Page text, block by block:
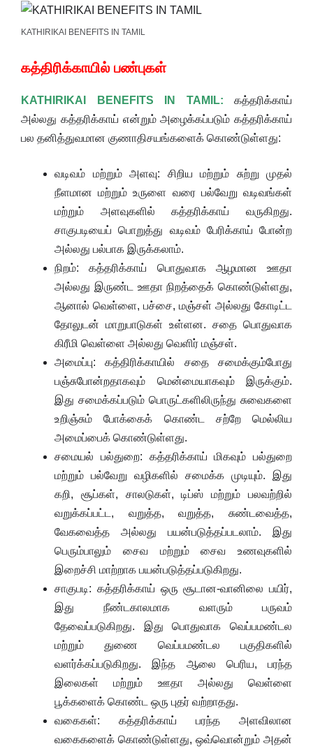
KATHIRIKAI BENEFITS IN TAMIL
கத்திரிக்காயில் பண்புகள்
KATHIRIKAI BENEFITS IN TAMIL: கத்தரிக்காய்
அல்லது கத்தரிக்காய் என்றும் அழைக்கப்படும் கத்தரிக்காய்
பல தனித்துவமான குணாதிசயங்களைக் கொண்டுள்ளது:
வடிவம் மற்றும் அளவு: சிறிய மற்றும் சுற்று முதல்
நீளமான மற்றும் உருளை வரை பல்வேறு வடிவங்கள்
மற்றும் அளவுகளில் கத்தரிக்காய் வருகிறது.
சாகுபடியைப் பொறுத்து வடிவம் பேரிக்காய் போன்ற
அல்லது பல்பாக இருக்கலாம்.
நிறம்: கத்தரிக்காய் பொதுவாக ஆழமான ஊதா
அல்லது இருண்ட ஊதா நிறத்தைக் கொண்டுள்ளது,
ஆனால் வெள்ளை, பச்சை, மஞ்சள் அல்லது கோடிட்ட
தோலுடன் மாறுபாடுகள் உள்ளன. சதை பொதுவாக
கிரீமி வெள்ளை அல்லது வெளிர் மஞ்சள்.
அமைப்பு: கத்திரிக்காயில் சதை சமைக்கும்போது
பஞ்சுபோன்றதாகவும் மென்மையாகவும் இருக்கும்.
இது சமைக்கப்படும் பொருட்களிலிருந்து சுவைகளை
உறிஞ்சும் போக்கைக் கொண்ட சற்றே மெல்லிய
அமைப்பைக் கொண்டுள்ளது.
சமையல் பல்துறை: கத்தரிக்காய் மிகவும் பல்துறை
மற்றும் பல்வேறு வழிகளில் சமைக்க முடியும். இது
கறி, சூப்கள், சாலடுகள், டிப்ஸ் மற்றும் பலவற்றில்
வறுக்கப்பட்ட, வறுத்த, வறுத்த, சுண்டவைத்த,
வேகவைத்த அல்லது பயன்படுத்தப்படலாம். இது
பெரும்பாலும் சைவ மற்றும் சைவ உணவுகளில்
இறைச்சி மாற்றாக பயன்படுத்தப்படுகிறது.
சாகுபடி: கத்தரிக்காய் ஒரு சூடான-வானிலை பயிர்,
இது நீண்டகாலமாக வளரும் பருவம்
தேவைப்படுகிறது. இது பொதுவாக வெப்பமண்டல
மற்றும் துணை வெப்பமண்டல பகுதிகளில்
வளர்க்கப்படுகிறது. இந்த ஆலை பெரிய, பரந்த
இலைகள் மற்றும் ஊதா அல்லது வெள்ளை
பூக்களைக் கொண்ட ஒரு புதர் வற்றாதது.
வகைகள்: கத்தரிக்காய் பரந்த அளவிலான
வகைகளைக் கொண்டுள்ளது, ஒவ்வொன்றும் அதன்